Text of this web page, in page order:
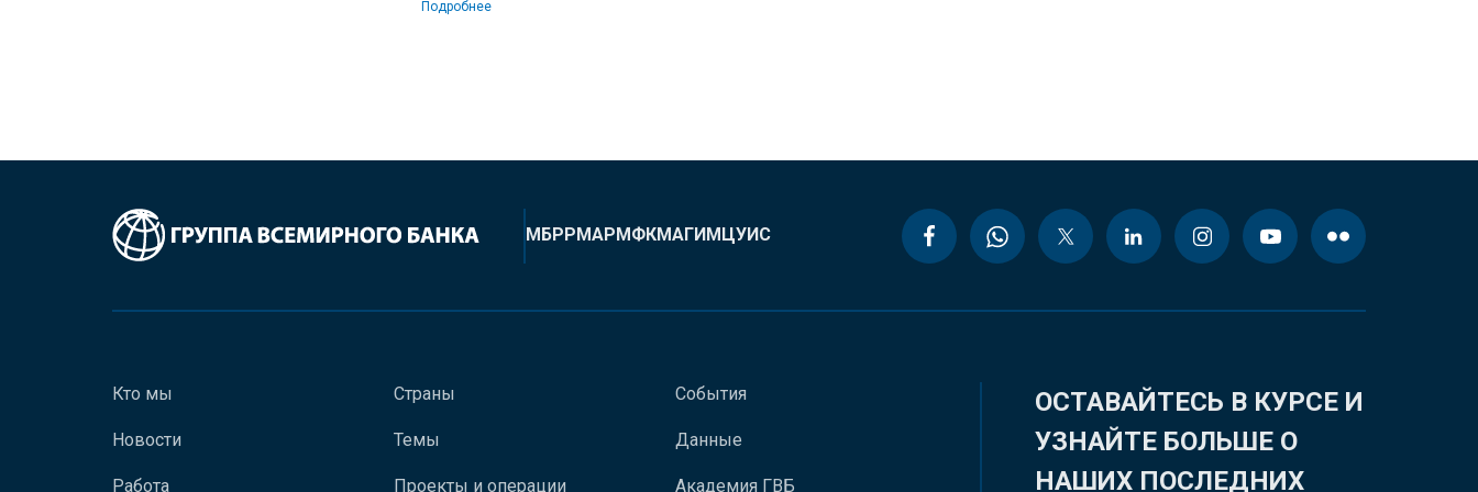
Подробнее
МБРРМАРМФКМАГИМЦУИС
Кто мы
Новости
Работа
Страны
Темы
Проекты и операции
События
Данные
Академия ГВБ
ОСТАВАЙТЕСЬ В КУРСЕ И
УЗНАЙТЕ БОЛЬШЕ О
НАШИХ ПОСЛЕДНИХ